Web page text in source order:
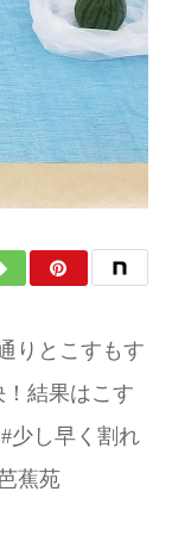
りとこすもす
結果はこす
少し早く割れ
蕉苑